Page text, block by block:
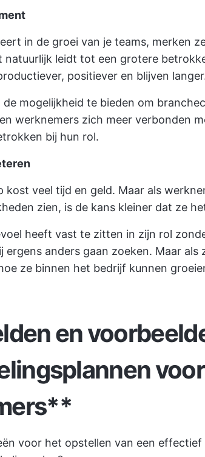
in de groei van je teams, merken
natuurlijk leidt tot een grotere
positiever en blijven
de mogelijkheid te bieden om
werknemers zich meer verbonden
bij hun rol.
kost veel tijd en geld. Maar als
zien, is de kans kleiner dat ze
heeft vast te zitten in zijn rol
ergens anders gaan zoeken. Maar als
ze binnen het bedrijf kunnen
en
voor
voor het opstellen van een effectief